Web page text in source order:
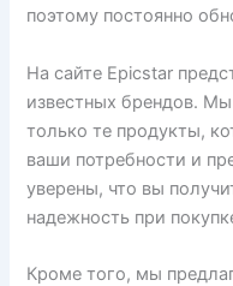
поэтому постоянно
На сайте Epicstar
известных брендов.
только те продукты,
ваши потребности и
уверены, что вы
надежность при
Кроме того, мы